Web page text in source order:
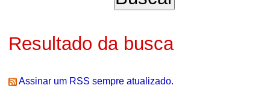
Resultado da busca
Assinar um RSS sempre atualizado.